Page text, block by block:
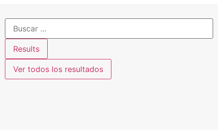
Results
Ver todos los resultados